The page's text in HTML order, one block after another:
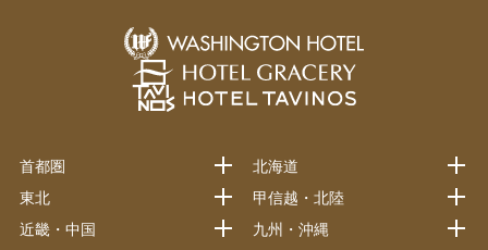
首都圏
北海道
東北
甲信越・北陸
近畿・中国
九州・沖縄